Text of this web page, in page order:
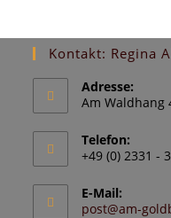
Kontakt: Regina
Adresse:
Am Waldhang
Telefon:
+49 (0) 2331 -
E-Mail:
post@am-